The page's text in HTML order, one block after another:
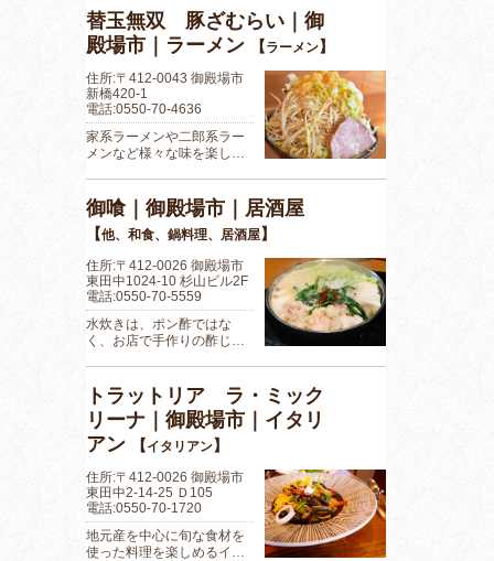
替玉無双 豚ざむらい｜御
殿場市｜ラーメン
【ラーメン】
住所:〒412-0043 御殿場市
新橋420-1
電話:0550-70-4636
家系ラーメンや二郎系ラー
メンなど様々な味を楽し…
御喰｜御殿場市｜居酒屋
【他、和食、鍋料理、居酒屋】
住所:〒412-0026 御殿場市
東田中1024-10 杉山ビル2F
電話:0550-70-5559
水炊きは、ポン酢ではな
く、お店で手作りの酢じ…
トラットリア ラ・ミック
リーナ｜御殿場市｜イタリ
アン
【イタリアン】
住所:〒412-0026 御殿場市
東田中2-14-25 Ｄ105
電話:0550-70-1720
地元産を中心に旬な食材を
使った料理を楽しめるイ…